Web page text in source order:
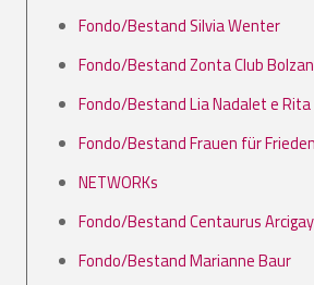
Fondo/Bestand Silvia Wenter
Fondo/Bestand Zonta Club
Fondo/Bestand Lia Nadalet e
Fondo/Bestand Frauen für Frieden
NETWORKs
Fondo/Bestand Centaurus
Fondo/Bestand Marianne Baur